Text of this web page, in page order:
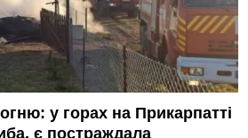
у горах на Прикарпатті
є постраждала